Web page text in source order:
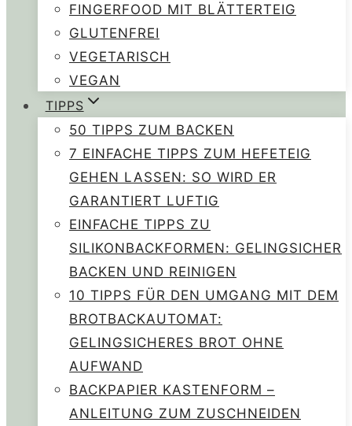
FINGERFOOD MIT BLÄTTERTEIG
GLUTENFREI
VEGETARISCH
VEGAN
TIPPS
50 TIPPS ZUM BACKEN
7 EINFACHE TIPPS ZUM HEFETEIG
GEHEN LASSEN: SO WIRD ER
GARANTIERT LUFTIG
EINFACHE TIPPS ZU
SILIKONBACKFORMEN: GELINGSICHER
BACKEN UND REINIGEN
10 TIPPS FÜR DEN UMGANG MIT DEM
BROTBACKAUTOMAT:
GELINGSICHERES BROT OHNE
AUFWAND
BACKPAPIER KASTENFORM –
ANLEITUNG ZUM ZUSCHNEIDEN